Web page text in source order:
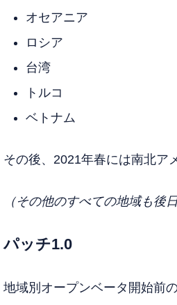
オセアニア
ロシア
台湾
トルコ
ベトナム
その後、2021年春には南北ア
（その他のすべての地域も後
パッチ1.0
地域別オープンベータ開始前